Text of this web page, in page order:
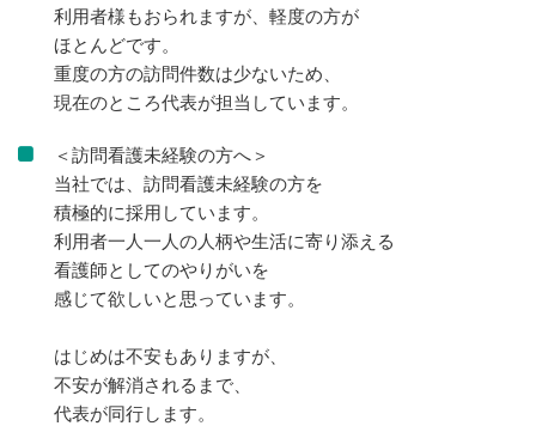
利用者様もおられますが、軽度の方が
ほとんどです。
重度の方の訪問件数は少ないため、
現在のところ代表が担当しています。
＜訪問看護未経験の方へ＞
当社では、訪問看護未経験の方を
積極的に採用しています。
利用者一人一人の人柄や生活に寄り添える
看護師としてのやりがいを
感じて欲しいと思っています。
はじめは不安もありますが、
不安が解消されるまで、
代表が同行します。